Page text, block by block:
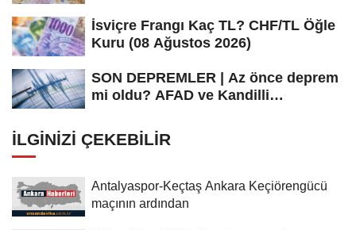
İsviçre Frangı Kaç TL? CHF/TL Öğle
Kuru (08 Ağustos 2026)
SON DEPREMLER | Az önce deprem
mi oldu? AFAD ve Kandilli
İLGINIZI ÇEKEBILIR
Antalyaspor-Keçtaş Ankara Keçiörengücü
maçının ardından